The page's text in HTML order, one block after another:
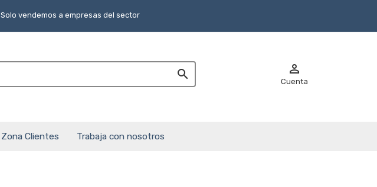
Solo vendemos a empresas del sector
 
Cuenta
Zona Clientes Trabaja con nosotros